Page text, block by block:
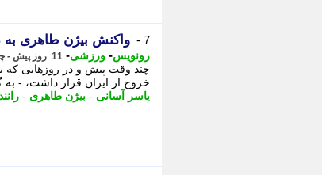
7 - واکنش بیژن طاهری به
رونویس- ورزشی- 11 روز پیش - چهارشنبه 7 مرداد 1405، 06:13
چند وقت پیش و در روزهایی که
خروج از ایران قرار داشت، -
یاسر آسانی - بیژن طاهری -